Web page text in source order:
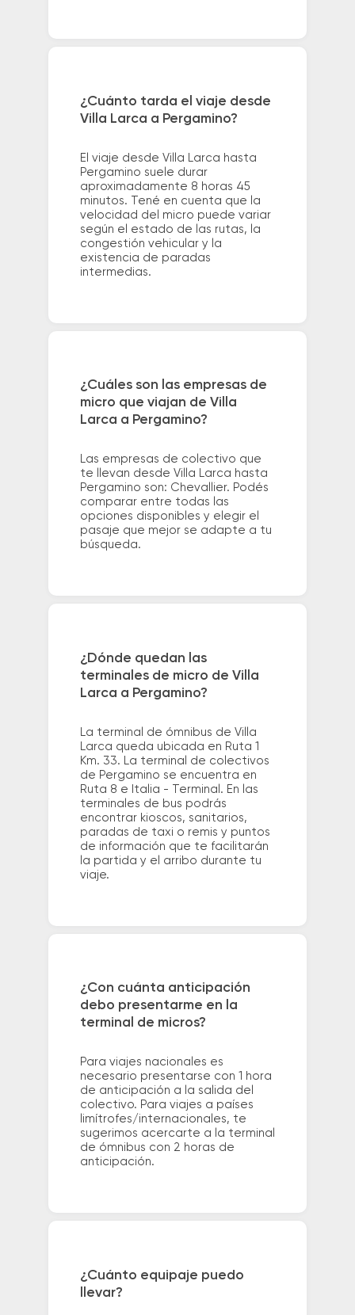
¿Cuánto tarda el viaje desde
Villa Larca a Pergamino?
El viaje desde Villa Larca hasta
Pergamino suele durar
aproximadamente 8 horas 45
minutos. Tené en cuenta que la
velocidad del micro puede variar
según el estado de las rutas, la
congestión vehicular y la
existencia de paradas
intermedias.
¿Cuáles son las empresas de
micro que viajan de Villa
Larca a Pergamino?
Las empresas de colectivo que
te llevan desde Villa Larca hasta
Pergamino son: Chevallier. Podés
comparar entre todas las
opciones disponibles y elegir el
pasaje que mejor se adapte a tu
búsqueda.
¿Dónde quedan las
terminales de micro de Villa
Larca a Pergamino?
La terminal de ómnibus de Villa
Larca queda ubicada en Ruta 1
Km. 33. La terminal de colectivos
de Pergamino se encuentra en
Ruta 8 e Italia - Terminal. En las
terminales de bus podrás
encontrar kioscos, sanitarios,
paradas de taxi o remis y puntos
de información que te facilitarán
la partida y el arribo durante tu
viaje.
¿Con cuánta anticipación
debo presentarme en la
terminal de micros?
Para viajes nacionales es
necesario presentarse con 1 hora
de anticipación a la salida del
colectivo. Para viajes a países
limítrofes/internacionales, te
sugerimos acercarte a la terminal
de ómnibus con 2 horas de
anticipación.
¿Cuánto equipaje puedo
llevar?